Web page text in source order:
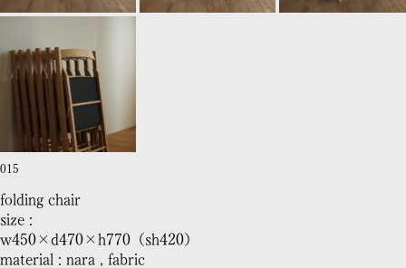
015
folding chair
size :
w450×d470×h770（sh420）
material : nara , fabric